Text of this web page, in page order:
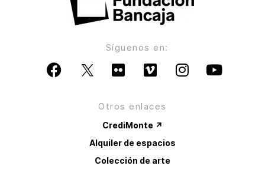
Síguenos en:
Otros enlaces
CrediMonte ↗
Alquiler de espacios
Colección de arte